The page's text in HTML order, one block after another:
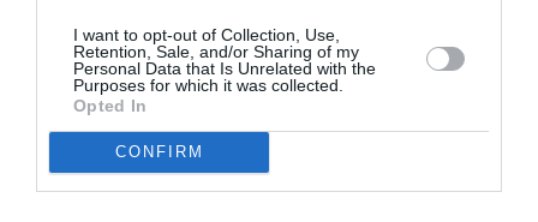
I want to opt-out of Collection, Use,
Retention, Sale, and/or Sharing of my
Personal Data that Is Unrelated with the
Purposes for which it was collected.
Opted In
CONFIRM
Ακολουθήστε το Culturenow.gr